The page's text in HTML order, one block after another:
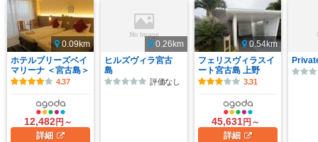
0.09km
ホテルブリーズベイ
マリーナ ＜宮古島＞
4.37
12,482円～
詳細
0.26km
ヒルズヴィラ宮古
島
評価なし
0.54km
フェリスヴィラスイ
ート宮古島 上野
3.31
45,631円～
詳細